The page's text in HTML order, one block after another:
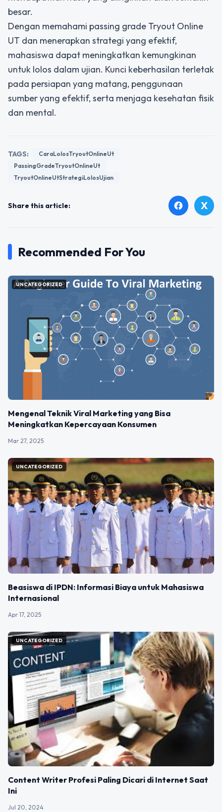
besar.
Dengan memahami passing grade Tryout Online
UT dan menerapkan strategi yang efektif,
mahasiswa dapat meningkatkan kemungkinan
untuk lolos dalam ujian. Kunci keberhasilan terletak
pada persiapan yang matang, penggunaan
sumber yang efektif, serta menjaga kesehatan fisik
dan mental.
TAGS:
CaraLolosTryoutOnlineUt
PassingGradeTryoutOnlineUt
TryoutOnlineUtStrategiLolosUjian
Share this article: facebook X
Recommended For You
UNCATEGORIZED
Mengenal Teknik Viral Marketing yang Bisa
Meningkatkan Kepercayaan Konsumen
Mar 27, 2025
UNCATEGORIZED
Beasiswa di IPDN: Informasi Biaya untuk Mahasiswa
Internasional
Apr 17, 2025
UNCATEGORIZED
Content Writer Profesi Paling Dicari di Internet Saat
Ini
Jul 20, 2024